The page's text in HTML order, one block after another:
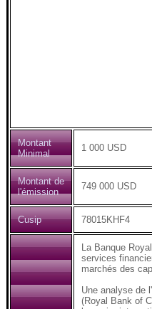
Montant
Minimal
1 000 USD
Montant de
l'émission
749 000 USD
Cusip 78015KHF4
La Banque
services
marchés des
Une analyse de
(Royal Bank of